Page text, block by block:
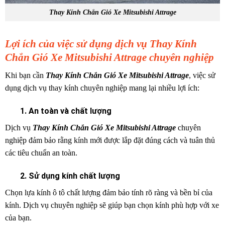
Thay Kính Chắn Gió Xe Mitsubishi Attrage
Lợi ích của việc sử dụng dịch vụ Thay Kính
Chắn Gió Xe Mitsubishi Attrage chuyên nghiệp
Khi bạn cần Thay Kính Chắn Gió Xe Mitsubishi Attrage, việc sử
dụng dịch vụ thay kính chuyên nghiệp mang lại nhiều lợi ích:
1. An toàn và chất lượng
Dịch vụ Thay Kính Chắn Gió Xe Mitsubishi Attrage chuyên
nghiệp đảm bảo rằng kính mới được lắp đặt đúng cách và tuân thủ
các tiêu chuẩn an toàn.
2. Sử dụng kính chất lượng
Chọn lựa kính ô tô chất lượng đảm bảo tính rõ ràng và bền bỉ của
kính. Dịch vụ chuyên nghiệp sẽ giúp bạn chọn kính phù hợp với xe
của bạn.